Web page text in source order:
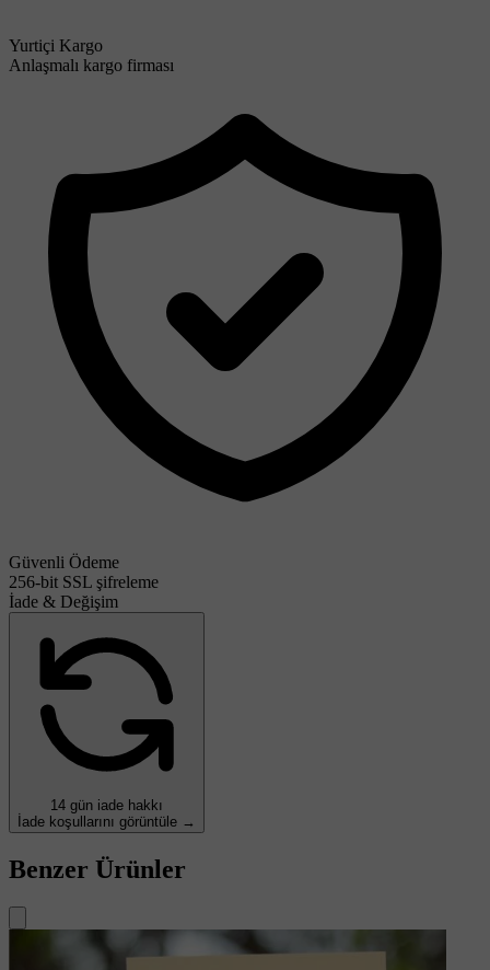
Yurtiçi Kargo
Anlaşmalı kargo firması
Güvenli Ödeme
256-bit SSL şifreleme
İade & Değişim
14 gün iade hakkı
İade koşullarını görüntüle →
Benzer Ürünler